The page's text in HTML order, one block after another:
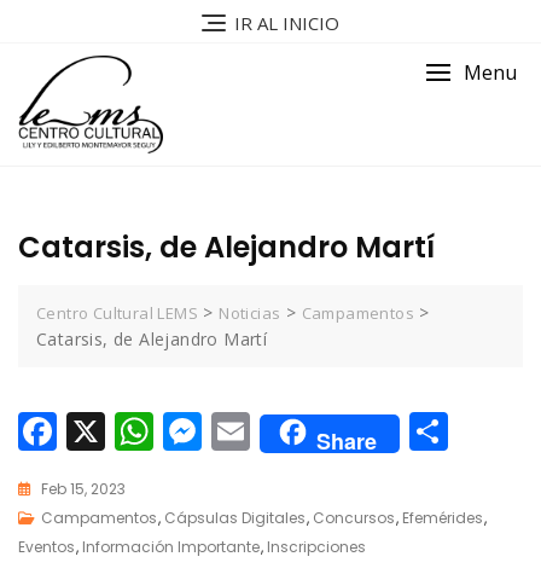
IR AL INICIO
Menu
Catarsis, de Alejandro Martí
Centro Cultural LEMS > Noticias > Campamentos >
Catarsis, de Alejandro Martí
F
ac
e
b
X W
h
at
s
M
e
ss
e
E
m
ai
l
Share
m
Feb 15, 2023
Campamentos, Cápsulas Digitales, Concursos, Efemérides,
Eventos, Información Importante, Inscripciones